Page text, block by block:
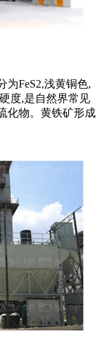
为FeS2,浅黄铜色,
度,是自然界常见
化物。黄铁矿形成